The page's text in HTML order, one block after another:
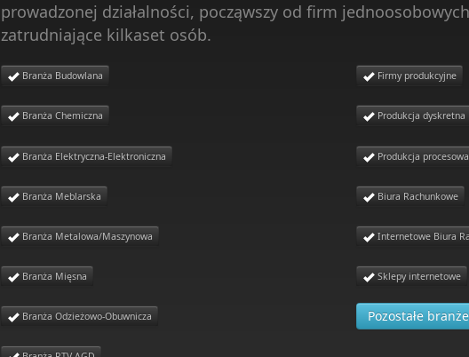
prowadzonej działalności, począwszy od firm
zatrudniające kilkaset osób.
Branża Budowlana
Branża Chemiczna
Branża Elektryczna-Elektroniczna
Branża Meblarska
Branża Metalowa/Maszynowa
Branża Mięsna
Branża Odzieżowo-Obuwnicza
Firmy produkcyjne
Produkcja dyskretna
Produkcja procesowa
Biura Rachunkowe
Internetowe Biura
Sklepy internetowe
Pozostałe